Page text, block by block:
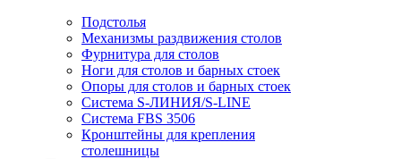
Подстолья
Механизмы раздвижения столов
Фурнитура для столов
Ноги для столов и барных стоек
Опоры для столов и барных стоек
Система S-ЛИНИЯ/S-LINE
Система FBS 3506
Кронштейны для крепления
столешницы